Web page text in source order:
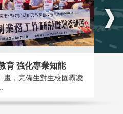
育 強化專業知能
畫，完備生對生校園霸凌